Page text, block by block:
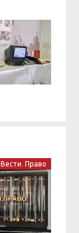
Вести. Право